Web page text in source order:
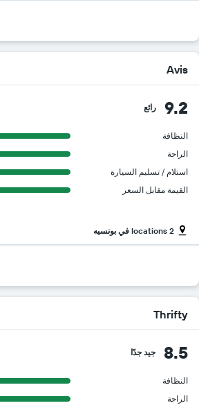
Avis
9.2 رائع
النظافة
الراحة
استلام / تسليم السيارة
القيمة مقابل السعر
2 locations في بونسيه
Thrifty
8.5 جيد جدًا
النظافة
الراحة